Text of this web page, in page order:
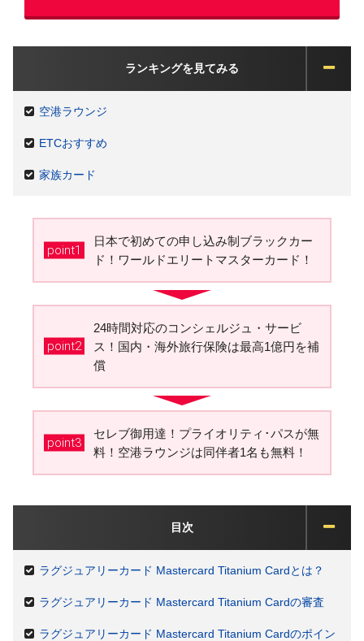
ランキングを見てみる
空港ラウンジ
ETCおすすめ
家族カード
point1
日本で初めての申し込み制ブラックカー
ド！ワールドエリートマスターカード！
point2
24時間対応のコンシェルジュ・サービ
ス！国内・海外旅行保険は最高1億円を補
償
point3
セレブ御用達！プライオリティ･パスが無
料！空港ラウンジは同伴者1名も無料！
目次
ラグジュアリーカード Mastercard Titanium Cardとは？
ラグジュアリーカード Mastercard Titanium Cardの審査
ラグジュアリーカード Mastercard Titanium Cardのポイン